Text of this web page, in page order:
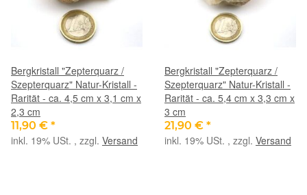
Bergkristall "Zepterquarz /
Szepterquarz" Natur-Kristall -
Rarität - ca. 4,5 cm x 3,1 cm x
2,3 cm
11,90 € *
inkl. 19% USt. , zzgl. Versand
Bergkristall "Zepterquarz /
Szepterquarz" Natur-Kristall -
Rarität - ca. 5,4 cm x 3,3 cm x
3 cm
21,90 € *
inkl. 19% USt. , zzgl. Versand